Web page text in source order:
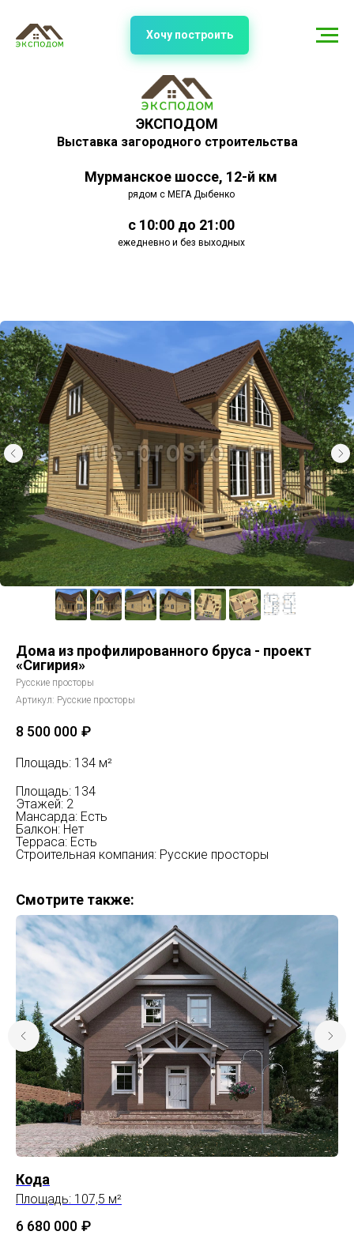
ЭКСПОДОМ
Выставка загородного строительства
Мурманское шоссе, 12-й км
рядом с МЕГА Дыбенко
с 10:00 до 21:00
ежедневно и без выходных
Хочу построить
Дома из профилированного бруса - проект
«Сигирия»
Русские просторы
Артикул: Русские просторы
8 500 000 ₽
Площадь: 134 м²
Площадь: 134
Этажей: 2
Мансарда: Есть
Балкон: Нет
Терраса: Есть
Строительная компания: Русские просторы
Смотрите также:
Кода
Площадь: 107,5 м²
6 680 000 ₽